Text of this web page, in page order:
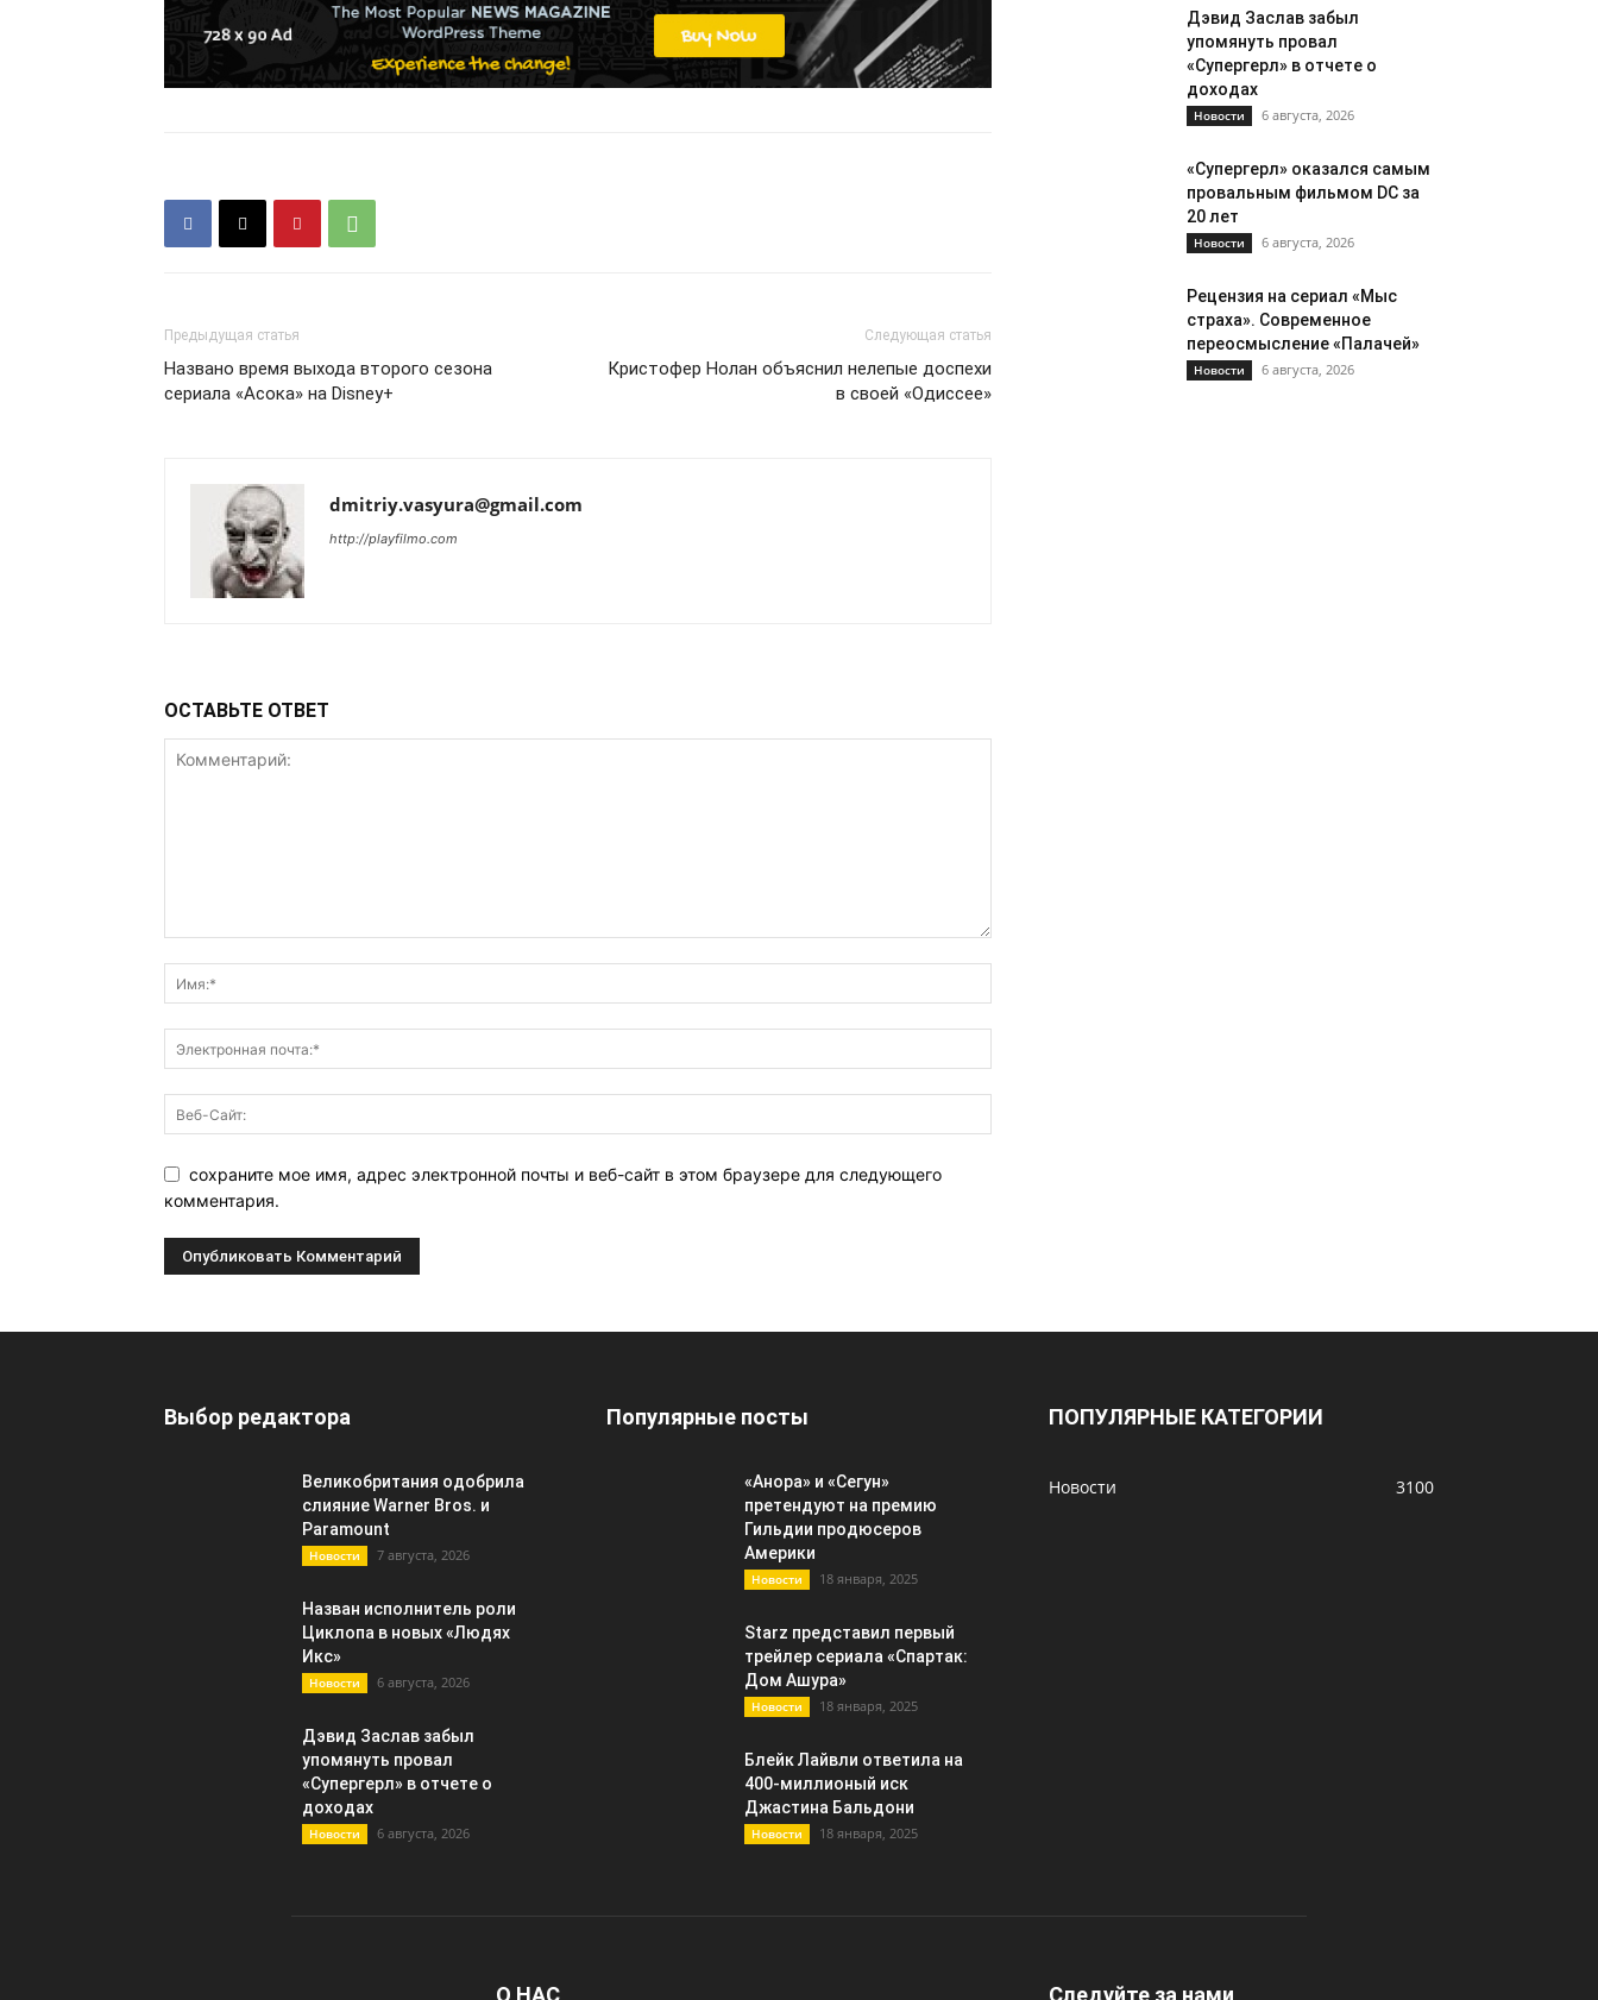
Предыдущая статья
Названо время выхода второго сезона
сериала «Асока» на Disney+
Следующая статья
Кристофер Нолан объяснил нелепые доспехи
в своей «Одиссее»
dmitriy.vasyura@gmail.com
http://playfilmo.com
ОСТАВЬТЕ ОТВЕТ
сохраните мое имя, адрес электронной почты и веб-сайт в этом браузере для следующего
комментария.
Дэвид Заслав забыл
упомянуть провал
«Супергерл» в отчете о
доходах
Новости 6 августа, 2026
«Супергерл» оказался самым
провальным фильмом DC за
20 лет
Новости 6 августа, 2026
Рецензия на сериал «Мыс
страха». Современное
переосмысление «Палачей»
Новости 6 августа, 2026
Выбор редактора
Великобритания одобрила
слияние Warner Bros. и
Paramount
Новости 7 августа, 2026
Назван исполнитель роли
Циклопа в новых «Людях
Икс»
Новости 6 августа, 2026
Дэвид Заслав забыл
упомянуть провал
«Супергерл» в отчете о
доходах
Новости 6 августа, 2026
Популярные посты
«Анора» и «Сегун»
претендуют на премию
Гильдии продюсеров
Америки
Новости 18 января, 2025
Starz представил первый
трейлер сериала «Спартак:
Дом Ашура»
Новости 18 января, 2025
Блейк Лайвли ответила на
400-миллионый иск
Джастина Бальдони
Новости 18 января, 2025
ПОПУЛЯРНЫЕ КАТЕГОРИИ
Новости 3100